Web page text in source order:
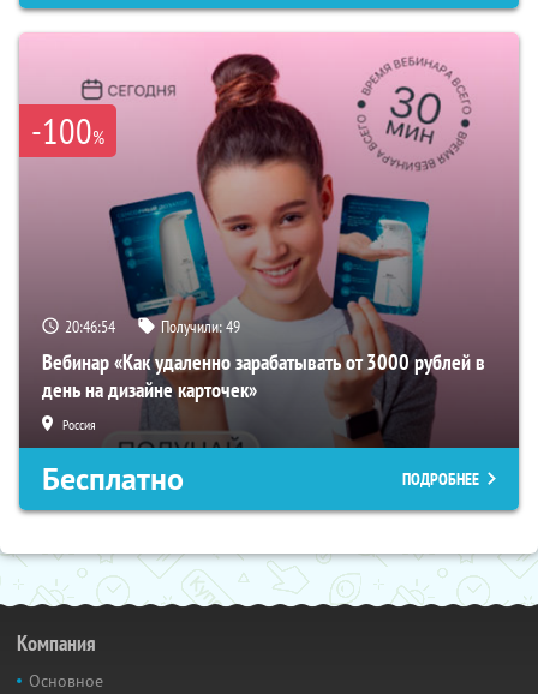
-100%
20:46:53 Получили:49
Вебинар «Как удаленно зарабатывать от 3000 рублей в
день на дизайне карточек»
Россия
Бесплатно ПОДРОБНЕЕ
Компания
Основное